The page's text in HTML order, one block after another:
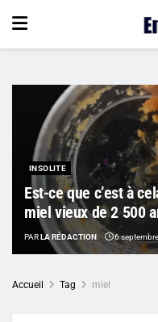
INSOLITE
Est-ce que c’est à
miel vieux de 2 500
PARLA RÉDACTION 6
Accueil Tag miel